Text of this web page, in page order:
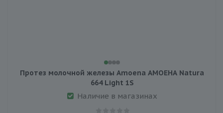
Протез молочной железы Amoena АМОЕНА Natura
664 Light 1S
Наличие в магазинах